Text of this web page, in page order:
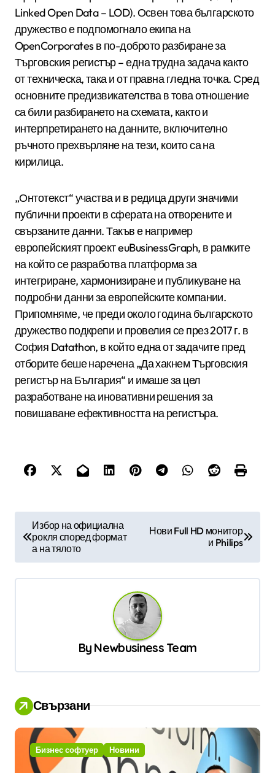
Linked Open Data – LOD). Освен това българското
дружество е подпомогнало екипа на
OpenCorporates в по-доброто разбиране за
Търговския регистър – една трудна задача както
от техническа, така и от правна гледна точка. Сред
основните предизвикателства в това отношение
са били разбирането на схемата, както и
интерпретирането на данните, включително
ръчното прехвърляне на тези, които са на
кирилица.
„Онтотекст“ участва и в редица други значими
публични проекти в сферата на отворените и
свързаните данни. Такъв е например
европейският проект euBusinessGraph, в рамките
на който се разработва платформа за
интегриране, хармонизиране и публикуване на
подробни данни за европейските компании.
Припомняме, че преди около година българското
дружество подкрепи и провелия се през 2017 г. в
София Datathon, в който една от задачите пред
отборите беше наречена „Да хакнем Търговския
регистър на България“ и имаше за цел
разработване на иновативни решения за
повишаване ефективността на регистъра.
в
и
Избор на официална
рокля според формат
а на тялото
Нови Full HD монитор
и Philips
By Newbusiness Team
Свързани
Бизнес софтуер Новини